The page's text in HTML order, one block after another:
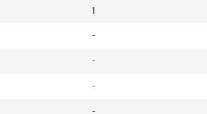
1
-
-
-
-